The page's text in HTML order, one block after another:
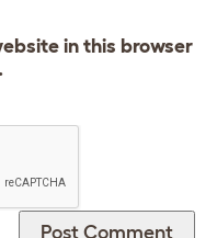
in this browser